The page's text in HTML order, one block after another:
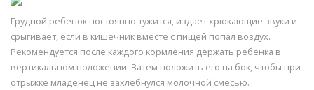
Грудной ребенок постоянно тужится, издает хрюкающие звуки и
срыгивает, если в кишечник вместе с пищей попал воздух.
Рекомендуется после каждого кормления держать ребенка в
вертикальном положении. Затем положить его на бок, чтобы при
отрыжке младенец не захлебнулся молочной смесью.